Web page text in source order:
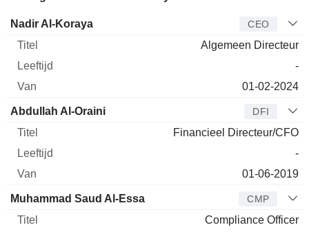
Bedrijfsleider Titel
Nadir Al-Koraya CEO
Algemeen Directeur
-
01-02-2024
Abdullah Al-Oraini DFI
Financieel Directeur/CFO
-
01-06-2019
Muhammad Saud Al-Essa CMP
Compliance Officer